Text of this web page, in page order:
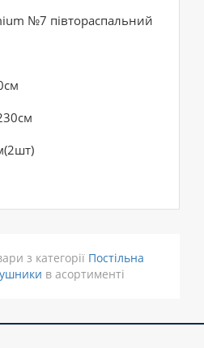
№7 півтораспальний
з категорії Постільна
в асортименті